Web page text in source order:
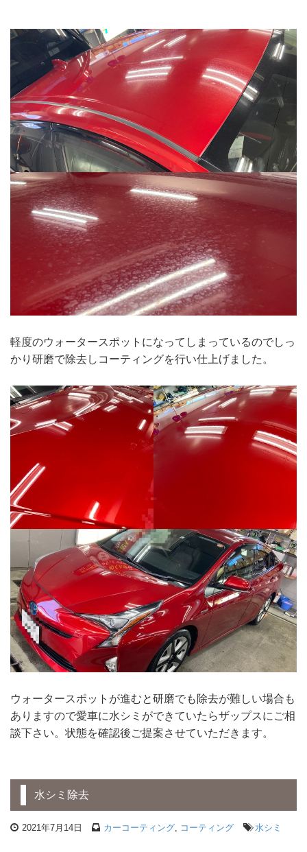
軽度のウォータースポットになってしまっているのでしっ
かり研磨で除去しコーティングを行い仕上げました。
ウォータースポットが進むと研磨でも除去が難しい場合も
ありますので愛車に水シミができていたらザップスにご相
談下さい。状態を確認後ご提案させていただきます。
水シミ除去
2021年7月14日 カーコーティング, コーティング 水シミ